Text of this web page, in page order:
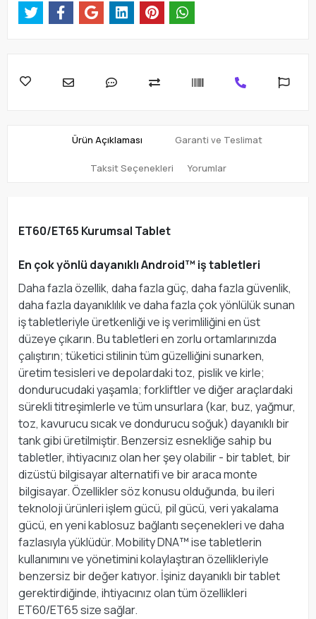
Ürün Açıklaması Garanti ve Teslimat
Taksit Seçenekleri Yorumlar
ET60/ET65 Kurumsal Tablet
En çok yönlü dayanıklı Android™ iş tabletleri
Daha fazla özellik, daha fazla güç, daha fazla güvenlik,
daha fazla dayanıklılık ve daha fazla çok yönlülük sunan
iş tabletleriyle üretkenliği ve iş verimliliğini en üst
düzeye çıkarın. Bu tabletleri en zorlu ortamlarınızda
çalıştırın; tüketici stilinin tüm güzelliğini sunarken,
üretim tesisleri ve depolardaki toz, pislik ve kirle;
dondurucudaki yaşamla; forkliftler ve diğer araçlardaki
sürekli titreşimlerle ve tüm unsurlara (kar, buz, yağmur,
toz, kavurucu sıcak ve dondurucu soğuk) dayanıklı bir
tank gibi üretilmiştir. Benzersiz esnekliğe sahip bu
tabletler, ihtiyacınız olan her şey olabilir - bir tablet, bir
dizüstü bilgisayar alternatifi ve bir araca monte
bilgisayar. Özellikler söz konusu olduğunda, bu ileri
teknoloji ürünleri işlem gücü, pil gücü, veri yakalama
gücü, en yeni kablosuz bağlantı seçenekleri ve daha
fazlasıyla yüklüdür. Mobility DNA™ ise tabletlerin
kullanımını ve yönetimini kolaylaştıran özellikleriyle
benzersiz bir değer katıyor. İşiniz dayanıklı bir tablet
gerektirdiğinde, ihtiyacınız olan tüm özellikleri
ET60/ET65 size sağlar.